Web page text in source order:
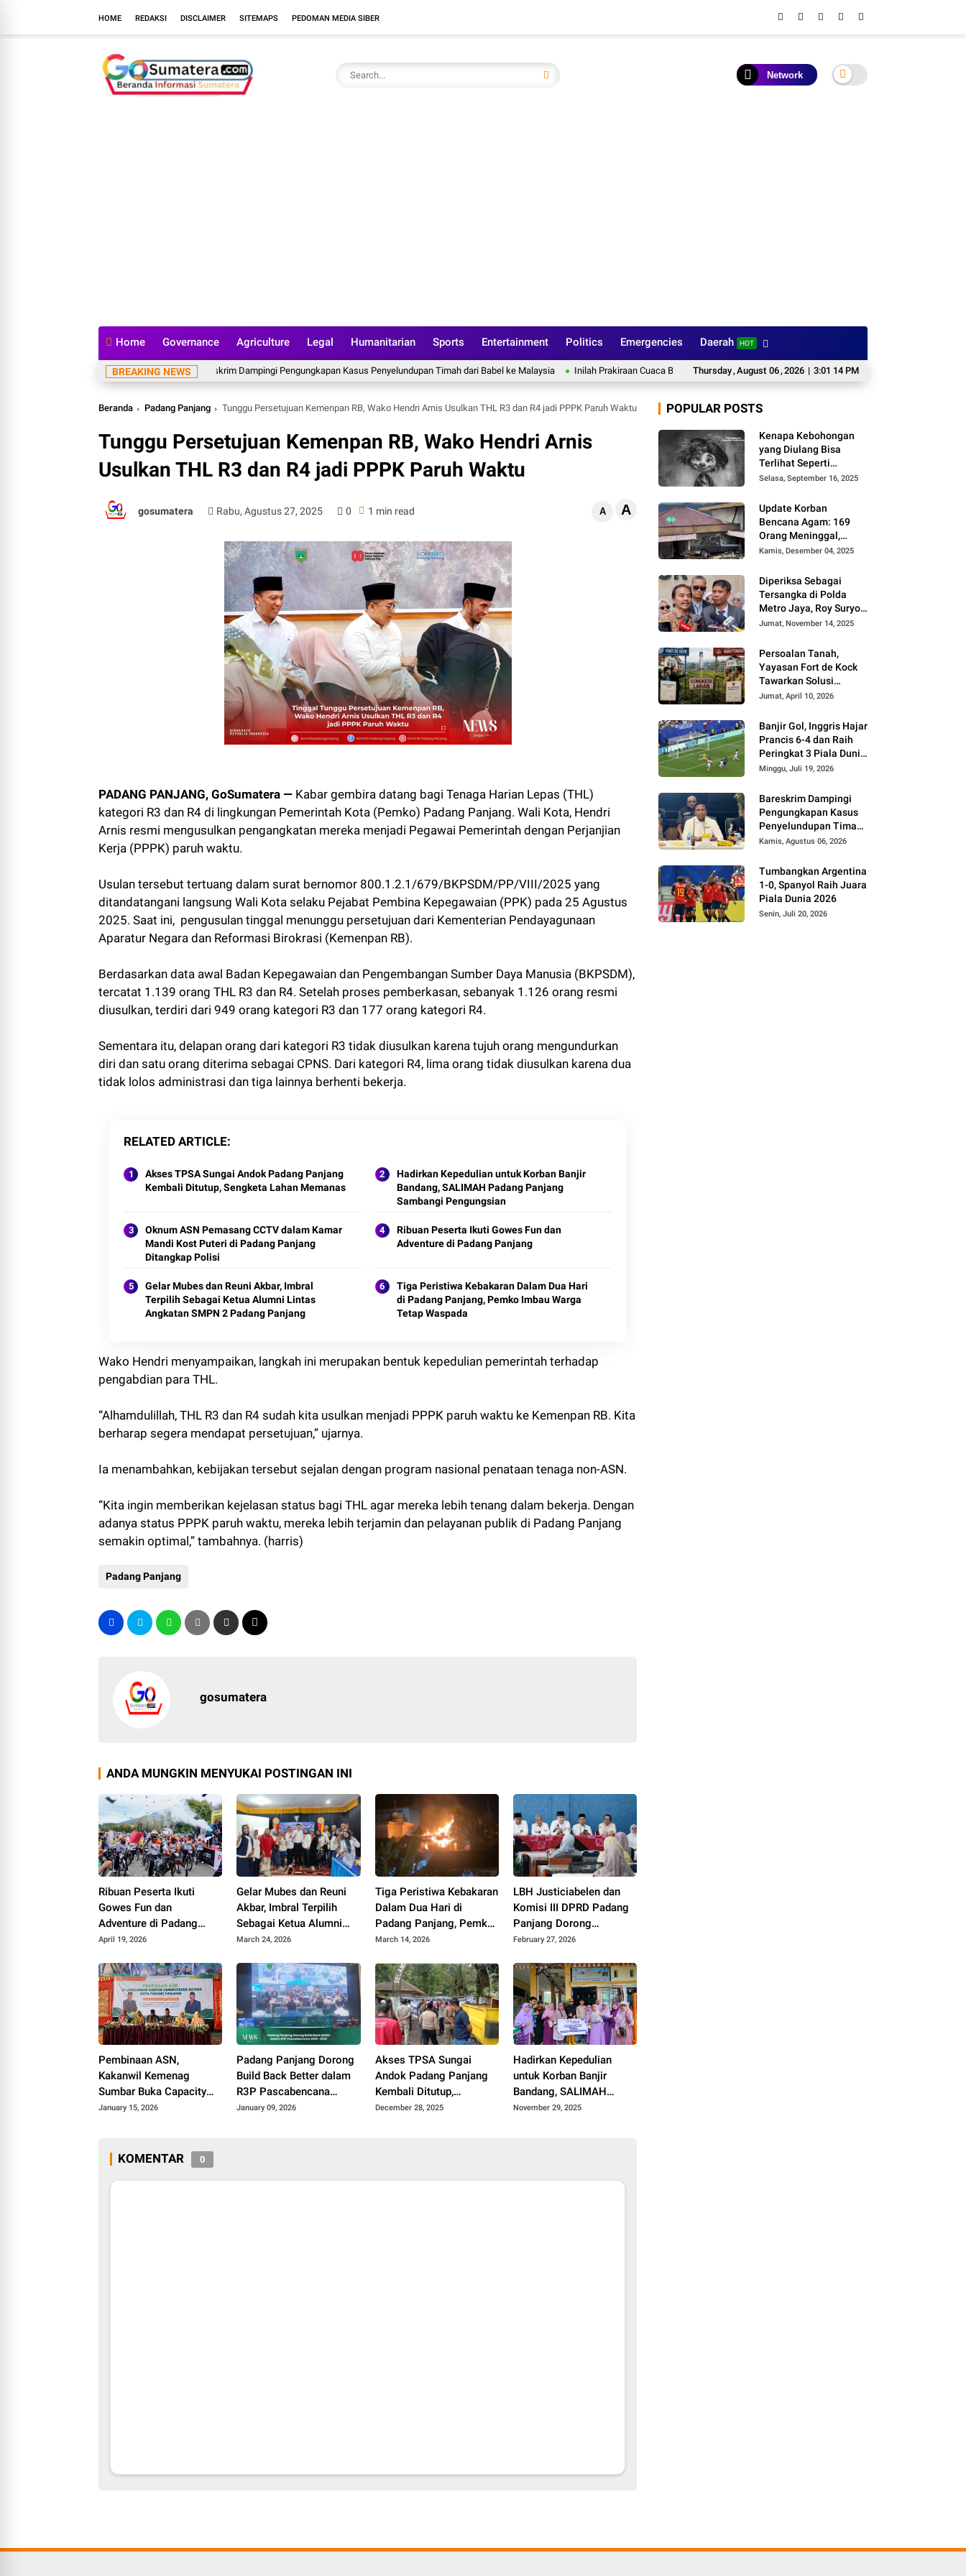
HOME REDAKSI DISCLAIMER SITEMAPS PEDOMAN MEDIA SIBER
Network
Home Governance Agriculture Legal Humanitarian Sports Entertainment Politics Emergencies Daerah HOT
Thursday,August 06,2026 | 3:01 15 PM
BREAKING NEWSBareskrim Dampingi Pengungkapan Kasus Penyelundupan Timah dari Babel ke Malaysia Inilah Prakiraan Cuaca BMKG Kamis, 6 Agustus 2026: Waspada Hujan dan Petir
Beranda Padang Panjang Tunggu Persetujuan Kemenpan RB, Wako Hendri Arnis Usulkan THL R3 dan R4 jadi PPPK Paruh Waktu
Tunggu Persetujuan Kemenpan RB, Wako Hendri Arnis
Usulkan THL R3 dan R4 jadi PPPK Paruh Waktu
gosumatera Rabu, Agustus 27, 2025 0 1 min read A A
PADANG PANJANG, GoSumatera — Kabar gembira datang bagi Tenaga Harian Lepas (THL)
kategori R3 dan R4 di lingkungan Pemerintah Kota (Pemko) Padang Panjang. Wali Kota, Hendri
Arnis resmi mengusulkan pengangkatan mereka menjadi Pegawai Pemerintah dengan Perjanjian
Kerja (PPPK) paruh waktu.
Usulan tersebut tertuang dalam surat bernomor 800.1.2.1/679/BKPSDM/PP/VIII/2025 yang
ditandatangani langsung Wali Kota selaku Pejabat Pembina Kepegawaian (PPK) pada 25 Agustus
2025. Saat ini, pengusulan tinggal menunggu persetujuan dari Kementerian Pendayagunaan
Aparatur Negara dan Reformasi Birokrasi (Kemenpan RB).
Berdasarkan data awal Badan Kepegawaian dan Pengembangan Sumber Daya Manusia (BKPSDM),
tercatat 1.139 orang THL R3 dan R4. Setelah proses pemberkasan, sebanyak 1.126 orang resmi
diusulkan, terdiri dari 949 orang kategori R3 dan 177 orang kategori R4.
Sementara itu, delapan orang dari kategori R3 tidak diusulkan karena tujuh orang mengundurkan
diri dan satu orang diterima sebagai CPNS. Dari kategori R4, lima orang tidak diusulkan karena dua
tidak lolos administrasi dan tiga lainnya berhenti bekerja.
RELATED ARTICLE
Akses TPSA Sungai Andok Padang Panjang
Kembali Ditutup, Sengketa Lahan Memanas
Hadirkan Kepedulian untuk Korban Banjir
Bandang, SALIMAH Padang Panjang
Sambangi Pengungsian
Oknum ASN Pemasang CCTV dalam Kamar
Mandi Kost Puteri di Padang Panjang
Ditangkap Polisi
Ribuan Peserta Ikuti Gowes Fun dan
Adventure di Padang Panjang
Gelar Mubes dan Reuni Akbar, Imbral
Terpilih Sebagai Ketua Alumni Lintas
Angkatan SMPN 2 Padang Panjang
Tiga Peristiwa Kebakaran Dalam Dua Hari
di Padang Panjang, Pemko Imbau Warga
Tetap Waspada
Wako Hendri menyampaikan, langkah ini merupakan bentuk kepedulian pemerintah terhadap
pengabdian para THL.
“Alhamdulillah, THL R3 dan R4 sudah kita usulkan menjadi PPPK paruh waktu ke Kemenpan RB. Kita
berharap segera mendapat persetujuan,” ujarnya.
Ia menambahkan, kebijakan tersebut sejalan dengan program nasional penataan tenaga non-ASN.
“Kita ingin memberikan kejelasan status bagi THL agar mereka lebih tenang dalam bekerja. Dengan
adanya status PPPK paruh waktu, mereka lebih terjamin dan pelayanan publik di Padang Panjang
semakin optimal,” tambahnya. (harris)
Padang Panjang
gosumatera
ANDA MUNGKIN MENYUKAI POSTINGAN INI
Ribuan Peserta Ikuti
Gowes Fun dan
Adventure di Padang
Panjang
April 19, 2026
Gelar Mubes dan Reuni
Akbar, Imbral Terpilih
Sebagai Ketua Alumni
Lintas Angkatan SMPN 2
March 24, 2026
Tiga Peristiwa Kebakaran
Dalam Dua Hari di
Padang Panjang, Pemko
Imbau Warga Tetap
March 14, 2026
LBH Justiciabelen dan
Komisi III DPRD Padang
Panjang Dorong
Perbaikan Sistem TPPK
February 27, 2026
Pembinaan ASN,
Kakanwil Kemenag
Sumbar Buka Capacity
Building di Padang
January 15, 2026
Padang Panjang Dorong
Build Back Better dalam
R3P Pascabencana
2026–2028
January 09, 2026
Akses TPSA Sungai
Andok Padang Panjang
Kembali Ditutup,
Sengketa Lahan
December 28, 2025
Hadirkan Kepedulian
untuk Korban Banjir
Bandang, SALIMAH
Padang Panjang
November 29, 2025
KOMENTAR 0
POPULAR POSTS
Kenapa Kebohongan
yang Diulang Bisa
Terlihat Seperti
Kebenaran, Ini
Selasa, September 16, 2025
Update Korban
Bencana Agam: 169
Orang Meninggal,
Belum Ditemukan 86
Kamis, Desember 04, 2025
Diperiksa Sebagai
Tersangka di Polda
Metro Jaya, Roy Suryo
Cs Tidak Ditahan
Jumat, November 14, 2025
Persoalan Tanah,
Yayasan Fort de Kock
Tawarkan Solusi
Alternatif Kepada
Jumat, April 10, 2026
Banjir Gol, Inggris Hajar
Prancis 6-4 dan Raih
Peringkat 3 Piala Dunia
2026
Minggu, Juli 19, 2026
Bareskrim Dampingi
Pengungkapan Kasus
Penyelundupan Timah
dari Babel ke Malaysia
Kamis, Agustus 06, 2026
Tumbangkan Argentina
1-0, Spanyol Raih Juara
Piala Dunia 2026
Senin, Juli 20, 2026